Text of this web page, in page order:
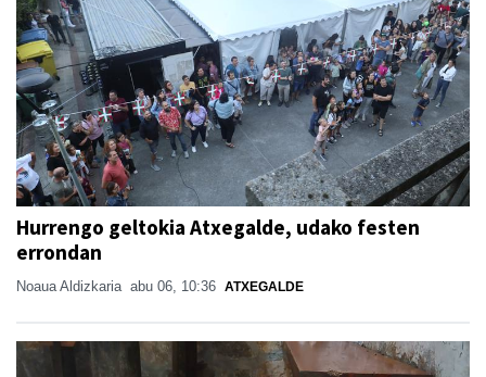
Hurrengo geltokia Atxegalde, udako festen
errondan
Noaua Aldizkaria abu 06, 10:36 ATXEGALDE